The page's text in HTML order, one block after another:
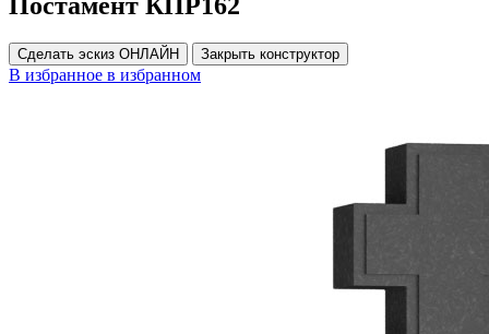
Постамент КПР162
Сделать эскиз ОНЛАЙН Закрыть конструктор
В избранное в избранном